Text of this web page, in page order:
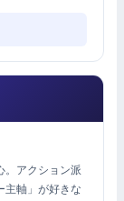
。アクション派
主軸」が好きな